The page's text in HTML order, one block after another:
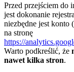
Przed przejściem do
jest dokonanie
niezbędne jest konto
na stronę
https://
Warto podkreślić, że
nawet kilka stron.